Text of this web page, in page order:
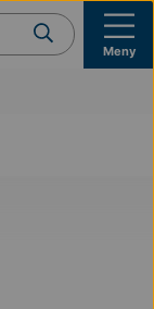
Meny